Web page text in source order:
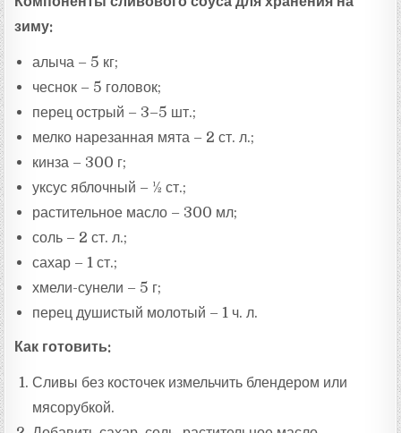
зиму:
алыча – 5 кг;
чеснок – 5 головок;
перец острый – 3–5 шт.;
мелко нарезанная мята – 2 ст. л.;
кинза – 300 г;
уксус яблочный – ½ ст.;
растительное масло – 300 мл;
соль – 2 ст. л.;
сахар – 1 ст.;
хмели-сунели – 5 г;
перец душистый молотый – 1 ч. л.
Как готовить:
Сливы без косточек измельчить блендером или
мясорубкой.